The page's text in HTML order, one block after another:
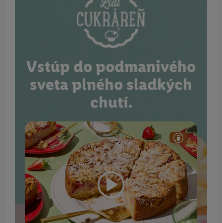
Vstúp do podmanivého
sveta plného sladkých
chutí.